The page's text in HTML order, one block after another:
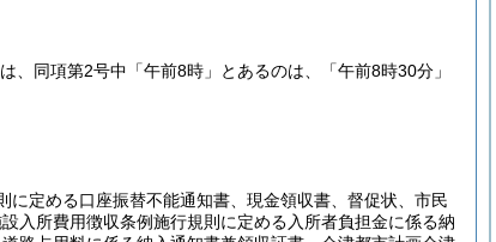
同項第2号中「午前8時」とあるのは、「午前8時30分」
定める口座振替不能通知書、現金領収書、督促状、市民
入所費用徴収条例施行規則に定める入所者負担金に係る納